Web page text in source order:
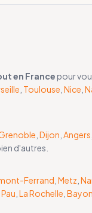
en France pour
Toulouse Nice
Dijon Angers
d'autres.
Ferrand Metz
Pau La Rochelle